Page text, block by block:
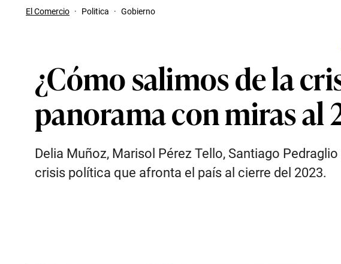
El Comercio · Politica · Gobierno
¿Cómo salimos de la
panorama con miras al
Delia Muñoz, Marisol Pérez Tello, Santiago
crisis política que afronta el país al cierre del 2023.